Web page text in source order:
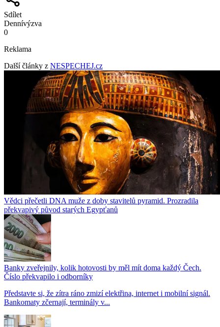
Sdílet
Dennívýzva
0
Reklama
Další články z NESPECHEJ.cz
Vědci přečetli DNA muže z doby stavitelů pyramid. Prozradila
překvapivý původ starých Egypťanů
Banky zveřejnily, kolik hotovosti by měl mít doma každý Čech.
Číslo překvapilo i odborníky
Představte si, že zítra ráno zmizí elektřina, internet i mobilní signál.
Bankomaty zčernají, terminály v...